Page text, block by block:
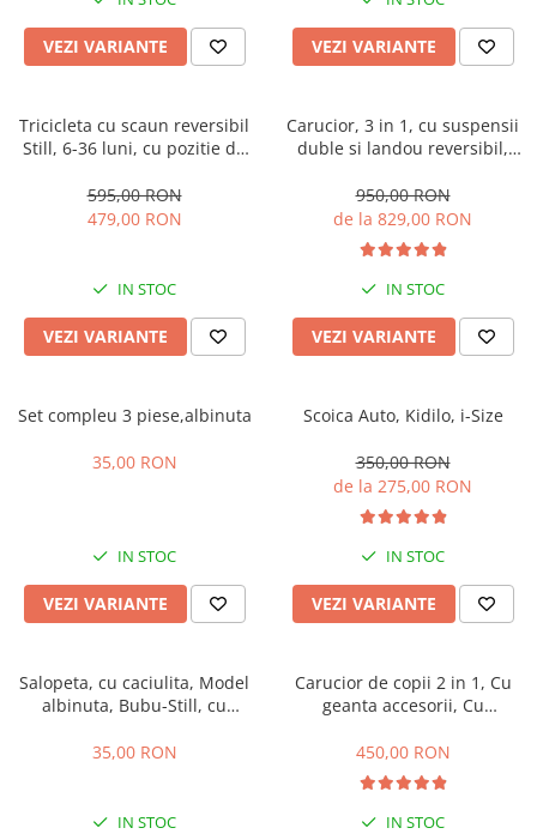
Bluze, pieptarase, mentite
Ciorapi
Pantaloni de exterior
Bluze si pulovere
Hainute bumbac organic
Bluze, pieptarase, mentite
Pantaloni de exterior
Bluze si pulovere
Babetele
Cos depozitare jucarii
Jocuri educative si de societate
Mingii
Jucarii gonflabile
Jucarii de nisip
Trotinete si biciclete
Carucioare papusi
Incaltaminte de panza
VEZI VARIANTE VEZI VARIANTE
Tricicleta cu scaun reversibil
Still, 6-36 luni, cu pozitie de
cu lumini si muzica, SL07
595,00 RON
479,00 RON
IN STOC
VEZI VARIANTE
Carucior, 3 in 1, cu suspensii
duble si landou reversibil,
luni - 3 ani, Original L-Sun
950,00 RON
de la 829,00 RON
IN STOC
VEZI VARIANTE
Set compleu 3 piese,albinuta
35,00 RON
IN STOC
VEZI VARIANTE
Scoica Auto, Kidilo, i-Size
350,00 RON
de la 275,00 RON
IN STOC
VEZI VARIANTE
Salopeta, cu caciulita, Model
albinuta, Bubu-Still, cu
35,00 RON
IN STOC
Carucior de copii 2 in 1, Cu
geanta accesorii, Cu
Pliabil ergonomic, Belecoo,
roz
450,00 RON
IN STOC